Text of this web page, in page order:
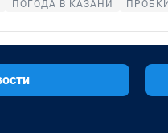
ПОГОДА В КАЗАНИ